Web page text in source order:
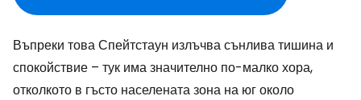
Въпреки това Спейтстаун излъчва сънлива тишина и
спокойствие – тук има значително по-малко хора,
отколкото в гъсто населената зона на юг около